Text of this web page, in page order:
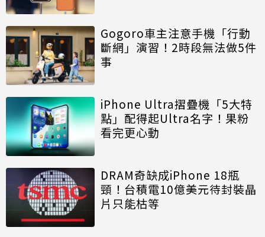
Gogoro車主注意手機「行動
斷網」演習！2時段無法做5件
事
iPhone Ultra摺疊機「5大特
點」配得起Ultra名字！果粉
看完更心動
DRAM奇缺成iPhone 18瓶
頸！台積電10億美元待封裝晶
片只能枯等